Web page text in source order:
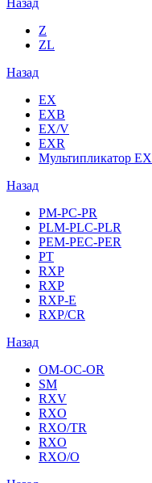
Назад
Z
ZL
Назад
EX
EXB
EX/V
EXR
Мультипликатор EX
Назад
PM-PC-PR
PLM-PLC-PLR
PEM-PEC-PER
PT
RXP
RXP
RXP-E
RXP/CR
Назад
OM-OC-OR
SM
RXV
RXO
RXO/TR
RXO
RXO/O